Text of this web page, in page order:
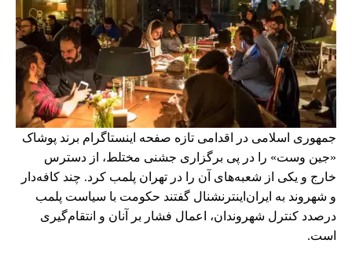
جمهوری اسلامی در اقدامی تازه صفحه اینستاگرام برند پوشاک
«جین وست» را در پی برگزاری جشنی مختلط، از دسترس
خارج و یکی از شعبه‌های آن را در تهران پلمب کرد. چند کافه‌‌دار
و شهروند به ایران‌اینترنشنال گفتند حکومت با سیاست پلمب
درصدد کنترل شهروندان، اعمال فشار بر آنان و انتقام‌گیری
است.